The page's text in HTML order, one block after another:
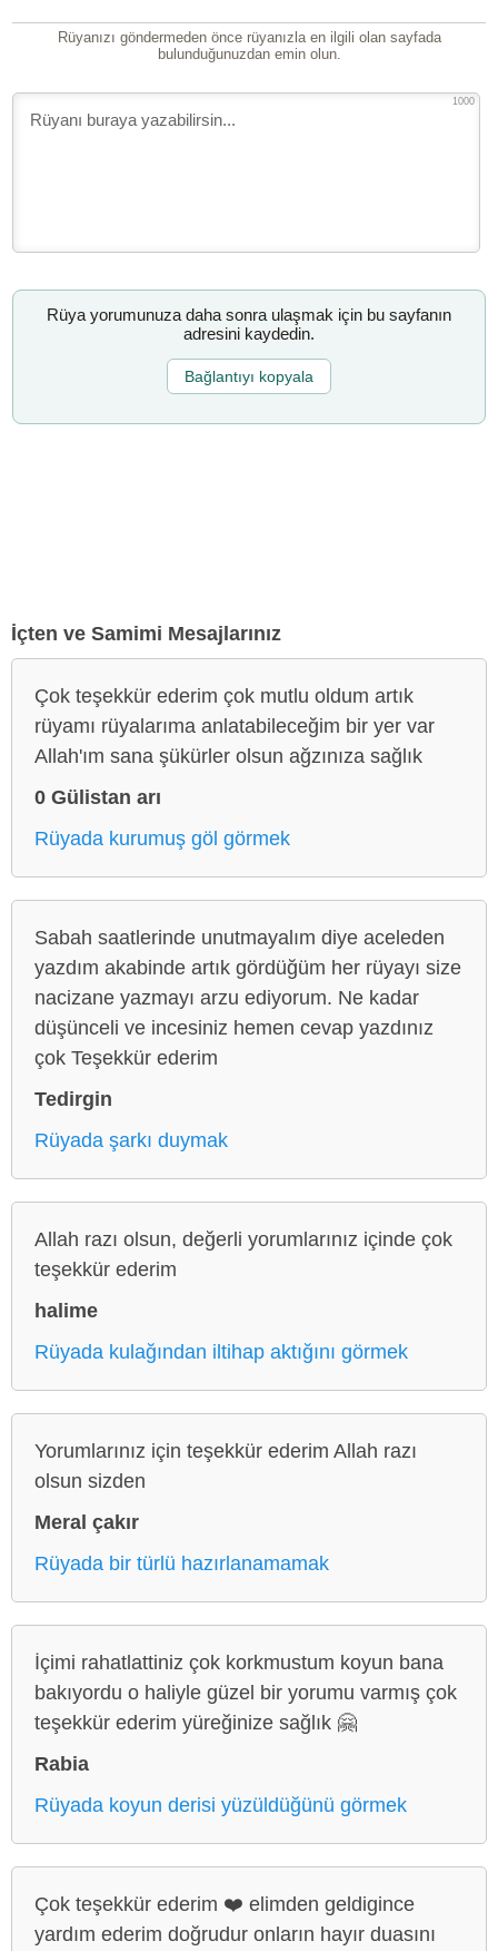
Rüyanızı göndermeden önce rüyanızla en ilgili olan sayfada
bulunduğunuzdan emin olun.
1000
Rüya yorumunuza daha sonra ulaşmak için bu sayfanın
adresini kaydedin.
Bağlantıyı kopyala
İçten ve Samimi Mesajlarınız
Çok teşekkür ederim çok mutlu oldum artık
rüyamı rüyalarıma anlatabileceğim bir yer var
Allah'ım sana şükürler olsun ağzınıza sağlık
0 Gülistan arı
Rüyada kurumuş göl görmek
Sabah saatlerinde unutmayalım diye aceleden
yazdım akabinde artık gördüğüm her rüyayı size
nacizane yazmayı arzu ediyorum. Ne kadar
düşünceli ve incesiniz hemen cevap yazdınız
çok Teşekkür ederim
Tedirgin
Rüyada şarkı duymak
Allah razı olsun, değerli yorumlarınız içinde çok
teşekkür ederim
halime
Rüyada kulağından iltihap aktığını görmek
Yorumlarınız için teşekkür ederim Allah razı
olsun sizden
Meral çakır
Rüyada bir türlü hazırlanamamak
İçimi rahatlattiniz çok korkmustum koyun bana
bakıyordu o haliyle güzel bir yorumu varmış çok
teşekkür ederim yüreğinize sağlık 🤗
Rabia
Rüyada koyun derisi yüzüldüğünü görmek
Çok teşekkür ederim ❤️ elimden geldigince
yardım ederim doğrudur onların hayır duasını